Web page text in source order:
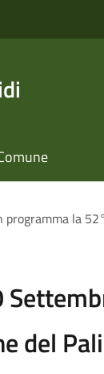
la
del